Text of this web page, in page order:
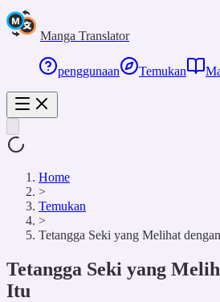
Manga Translator
penggunaan Temukan
Home
>
Temukan
>
Tetangga Seki yang Melihat
Tetangga Seki yang
Itu